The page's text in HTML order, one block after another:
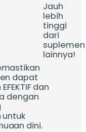
Jauh
lebih
tinggi
dari
suplemen
lainnya!
dapat
dan
dengan
untuk
dini.